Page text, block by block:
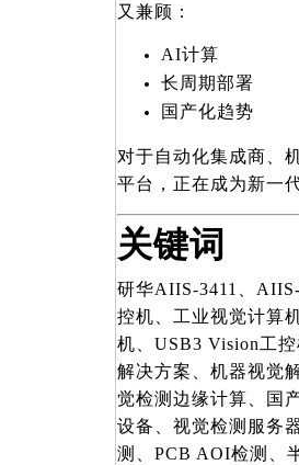
又兼顾：
AI计算
长周期部署
国产化趋势
对于自动化集成商、
平台，正在成为新一
关键词
研华AIIS-3411、
控机、工业视觉计算
机、USB3 Vision工
解决方案、机器视觉
觉检测边缘计算、国
设备、视觉检测服务
测、PCB AOI检测、